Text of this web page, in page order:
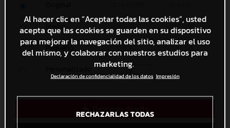
Medio 1200 x 801 487,3 KB
Pequeño 600 x 401 174,3 KB
x
Al hacer clic en “Aceptar todas las cookies”, usted
acepta que las cookies se guarden en su dispositivo
para mejorar la navegación del sitio, analizar el uso
del mismo, y colaborar con nuestros estudios para
marketing.
Declaración de confidencialidad de los datos Impresión
RECHAZARLAS TODAS